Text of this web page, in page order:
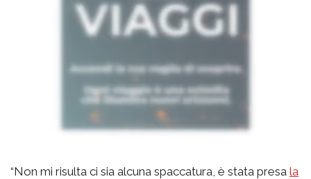
“Non mi risulta ci sia alcuna spaccatura, è stata presa la